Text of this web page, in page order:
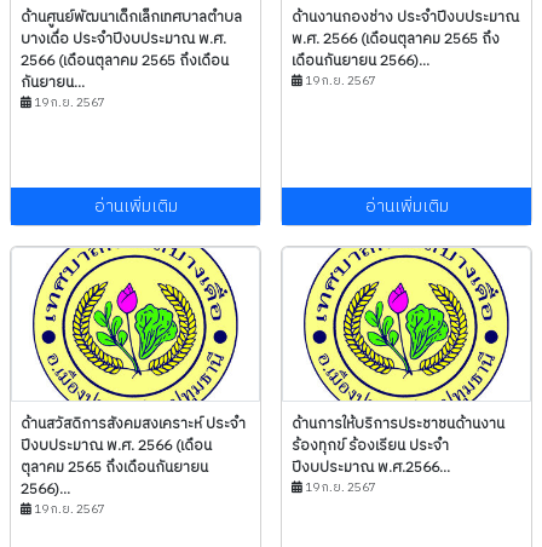
ด้านศูนย์พัฒนาเด็กเล็กเทศบาลตำบล
บางเดื่อ ประจำปีงบประมาณ พ.ศ.
2566 (เดือนตุลาคม 2565 ถึงเดือน
กันยายน...
19 ก.ย. 2567
อ่านเพิ่มเติม
ด้านงานกองช่าง ประจำปีงบประมาณ
พ.ศ. 2566 (เดือนตุลาคม 2565 ถึง
เดือนกันยายน 2566)...
19 ก.ย. 2567
อ่านเพิ่มเติม
ด้านสวัสดิการสังคมสงเคราะห์ ประจำ
ปีงบประมาณ พ.ศ. 2566 (เดือน
ตุลาคม 2565 ถึงเดือนกันยายน
2566)...
19 ก.ย. 2567
ด้านการให้บริการประชาชนด้านงาน
ร้องทุกข์ ร้องเรียน ประจำ
ปีงบประมาณ พ.ศ.2566...
19 ก.ย. 2567